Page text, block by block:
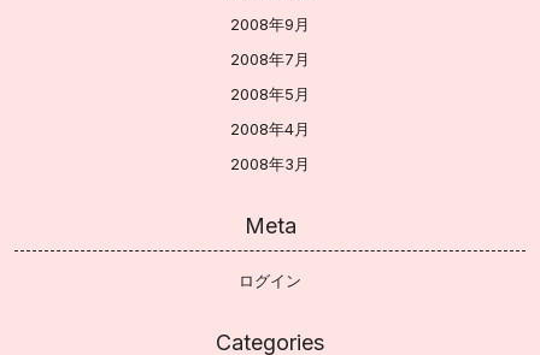
2008年9月
2008年7月
2008年5月
2008年4月
2008年3月
Meta
ログイン
Categories